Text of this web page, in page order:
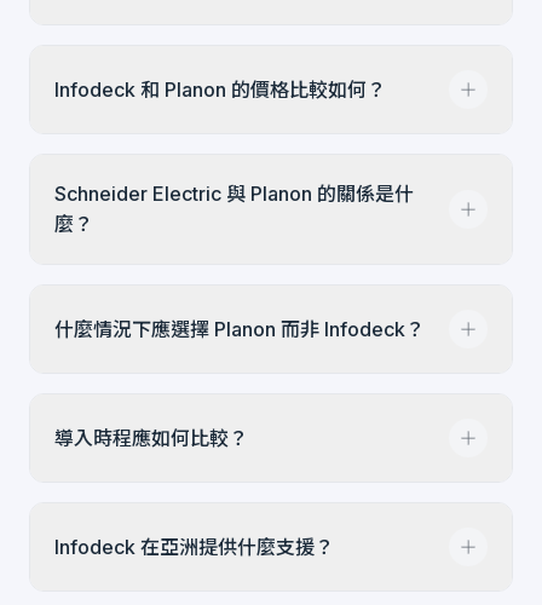
並非傳統 CMMS。IWMS 將不動產組合管理、空
Infodeck 可能更適合。
Infodeck 和 Planon 的價格比較如何？
入範圍較大。Infodeck 採用按使用者計價的 SaaS
模式，並在 onboarding 時確認導入範圍。評估廠
Schneider Electric 與 Planon 的關係是什
麼？
80% 股權。這讓 Planon 定位在 Schneider 的建
Planon 越來越依賴單一供應商的生態系統。
什麼情況下應選擇 Planon 而非 Infodeck？
組合、空間規劃與利用、租賃管理和 ESG/永續發
紀錄。
導入時程應如何比較？
Planon 的導入時程、顧問需求與 IT 參與度應在評
Infodeck 在亞洲提供什麼支援？